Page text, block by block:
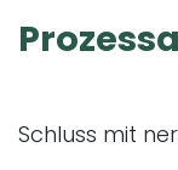
Schluss mit